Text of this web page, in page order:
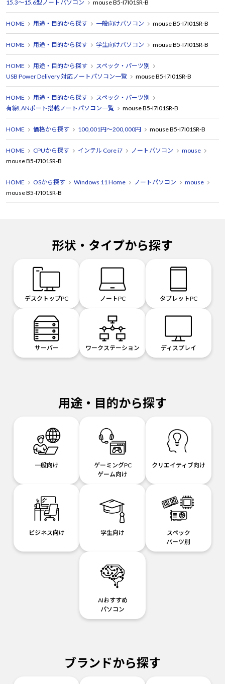
15.3～15.6型ノートパソコン
mouse B5-I7I01SR-B
HOME 用途・目的から探す 一般向けパソコン mouse B5-I7I01SR-B
HOME 用途・目的から探す 学生向けパソコン mouse B5-I7I01SR-B
HOME 用途・目的から探す
スペック・パーツ別
USB Power Delivery 対応ノートパソコン一覧
mouse B5-I7I01SR-B
HOME 用途・目的から探す
スペック・パーツ別
有線LANポート搭載ノートパソコン一覧
mouse B5-I7I01SR-B
HOME 価格から探す 100,001円～200,000円 mouse B5-I7I01SR-B
HOME CPUから探す インテル Core i7 ノートパソコン
mouse
mouse B5-I7I01SR-B
HOME OSから探す Windows 11 Home ノートパソコン
mouse
mouse B5-I7I01SR-B
形状・タイプから探す
デスクトップPC ノートPC タブレットPC
サーバー ワークステーション ディスプレイ
用途・目的から探す
一般向け
ゲーミングPC
ゲーム向け
クリエイティブ向け
ビジネス向け 学生向け
スペック
パーツ別
AIおすすめ
パソコン
ブランドから探す